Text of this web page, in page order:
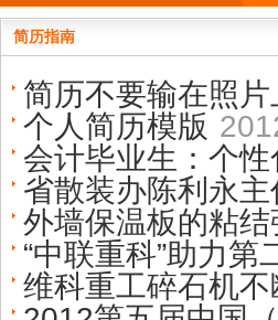
简历指南
简历不要输在照片
个人简历模版
会计毕业生：个性
省散装办陈利永
外墙保温板的粘
“中联重科”助力
维科重工碎石机